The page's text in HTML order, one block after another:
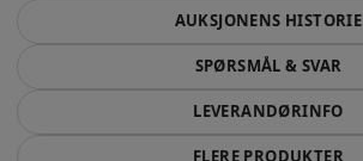
AUKSJONENS HISTORIE
SPØRSMÅL & SVAR
LEVERANDØRINFO
FLERE PRODUKTER